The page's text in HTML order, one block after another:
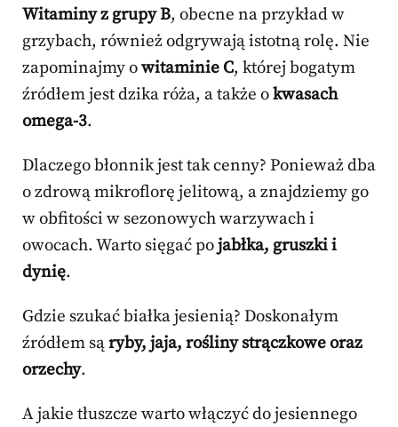
Witaminy z grupy B, obecne na przykład w
grzybach, również odgrywają istotną rolę. Nie
zapominajmy owitaminie C, której bogatym
źródłem jest dzika róża, a także okwasach
omega-3.
Dlaczego błonnik jest tak cenny? Ponieważ dba
o zdrową mikroflorę jelitową, a znajdziemy go
w obfitości w sezonowych warzywach i
owocach. Warto sięgać pojabłka, gruszki i
dynię.
Gdzie szukać białka jesienią? Doskonałym
źródłem sąryby, jaja, rośliny strączkowe oraz
orzechy.
A jakie tłuszcze warto włączyć do jesiennego